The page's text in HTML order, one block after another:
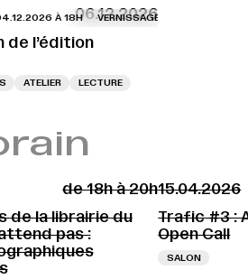
06.12.2026
À 18H VERNISSAGE LE 04.12.2026 À 18H
de l’édition
ATELIER LECTURE
de 18h à 20h
de la librairie du
pas :
15.04.2026
Trafic #3 :
Open Call
SALON